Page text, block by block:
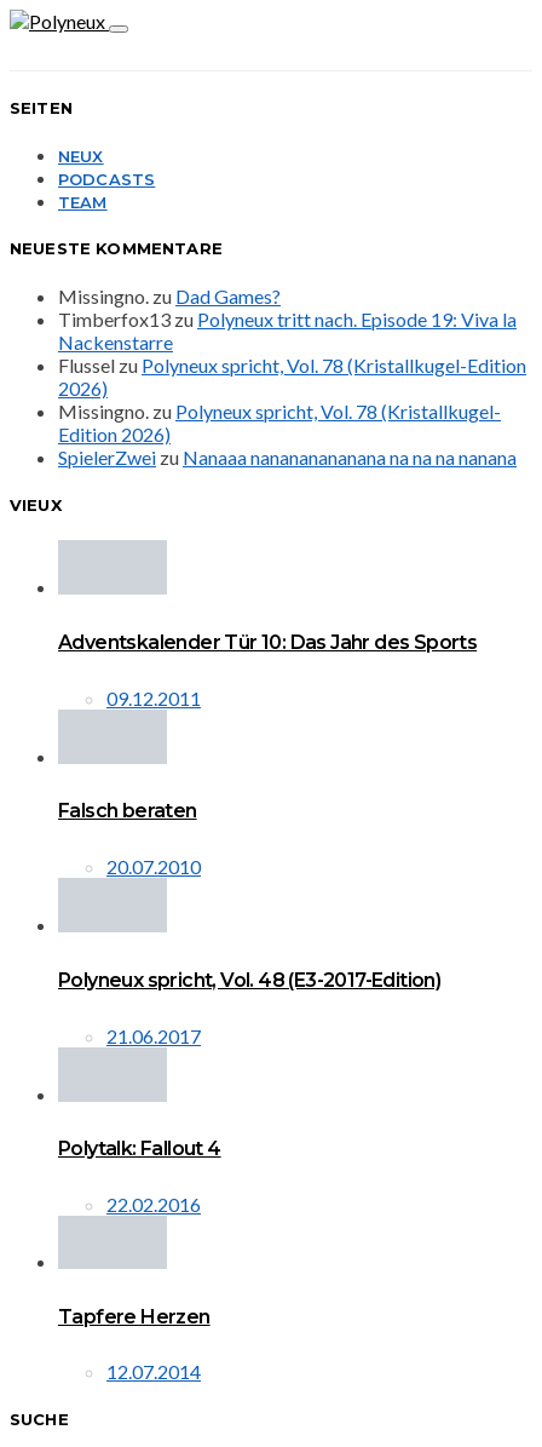
SEITEN
NEUX
PODCASTS
TEAM
NEUESTE KOMMENTARE
Missingno. zu Dad Games?
Timberfox13 zu Polyneux tritt nach. Episode 19: Viva la
Nackenstarre
Flussel zu Polyneux spricht, Vol. 78 (Kristallkugel-Edition
2026)
Missingno. zu Polyneux spricht, Vol. 78 (Kristallkugel-
Edition 2026)
SpielerZwei zu Nanaaa nanananananana na na na nanana
VIEUX
Adventskalender Tür 10: Das Jahr des Sports
09.12.2011
Falsch beraten
20.07.2010
Polyneux spricht, Vol. 48 (E3-2017-Edition)
21.06.2017
Polytalk: Fallout 4
22.02.2016
Tapfere Herzen
12.07.2014
SUCHE